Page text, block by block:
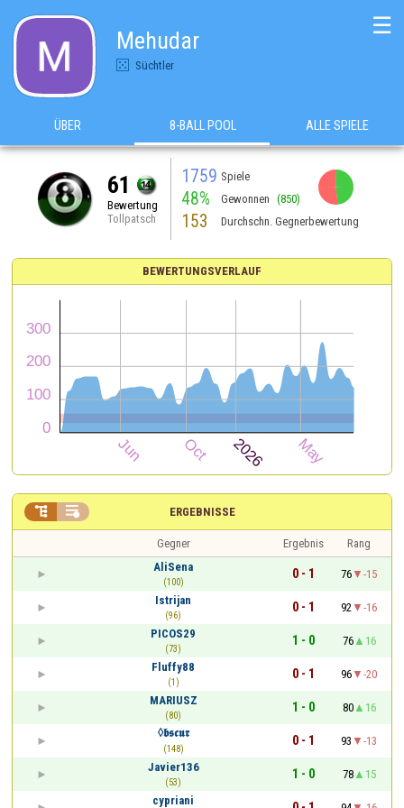
Mehudar
Süchtler
☰
ÜBER 8-BALL POOL ALLE SPIELE
61
Bewertung
Tollpatsch
1759 Spiele
48% Gewonnen (850)
153 Durchschn. Gegnerbewertung
BEWERTUNGSVERLAUF
ERGEBNISSE
 
Gegner Ergebnis
Rang
AliSena
(100)
0 - 1 76
-15
Istrijan
(96)
0 - 1 92
-16
PICOS29
(73)
1 - 0 76
16
Fluffy88
(1)
0 - 1 96
-20
MARIUSZ
(80)
1 - 0 80
16
◊𝖇𝖘𝖈𝖚𝖗
(148)
0 - 1 93
-13
Javier136
(53)
1 - 0 78
15
cypriani